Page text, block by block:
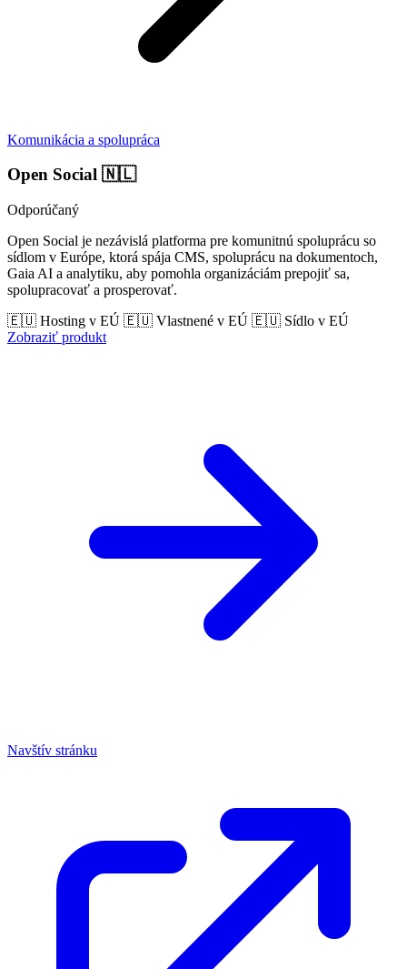
Komunikácia a spolupráca
Open Social 🇳🇱
Odporúčaný
Open Social je nezávislá platforma pre komunitnú spoluprácu so
sídlom v Európe, ktorá spája CMS, spoluprácu na dokumentoch,
Gaia AI a analytiku, aby pomohla organizáciám prepojiť sa,
spolupracovať a prosperovať.
🇪🇺 Hosting v EÚ 🇪🇺 Vlastnené v EÚ 🇪🇺 Sídlo v EÚ
Zobraziť produkt
Navštív stránku